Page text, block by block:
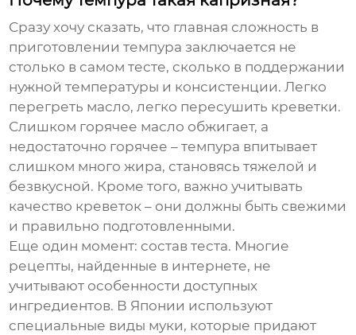
Сразу хочу сказать, что главная сложность в
приготовлениитемпура заключается не
столько в самом тесте, сколько в поддержании
нужной температуры и консистенции. Легко
перегреть масло, легко пересушить креветки.
Слишком горячее масло обжигает, а
недостаточно горячее – темпура впитывает
слишком много жира, становясь тяжелой и
безвкусной. Кроме того, важно учитывать
качество креветок – они должны быть свежими
и правильно подготовленными.
Еще один момент: состав теста. Многие
рецепты, найденные в интернете, не
учитывают особенности доступных
ингредиентов. В Японии используют
специальные виды муки, которые придают